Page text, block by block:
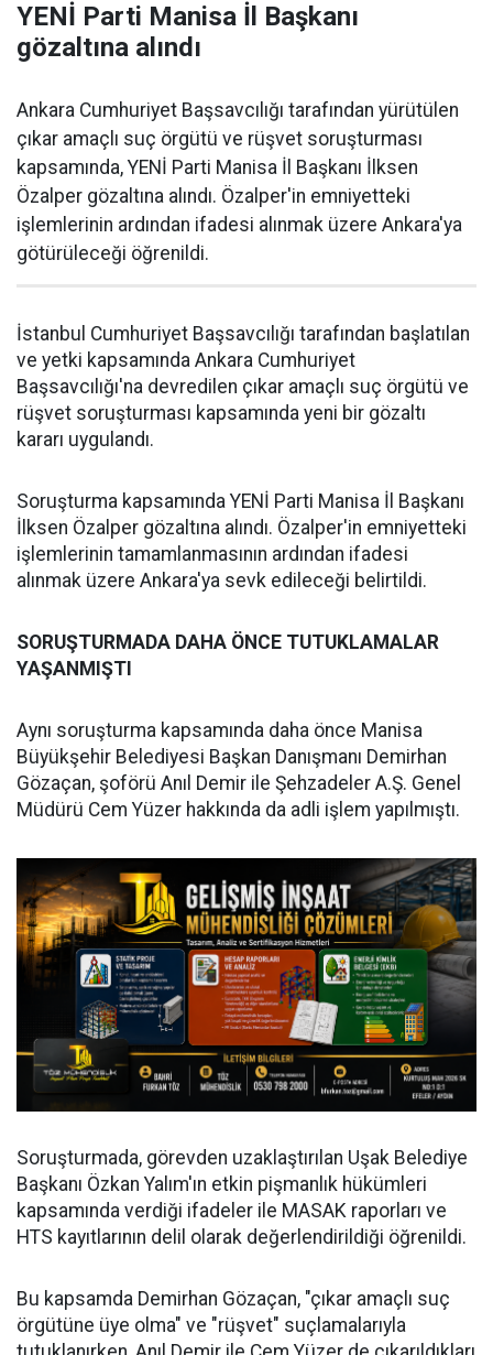
YENİ Parti Manisa İl Başkanı
gözaltına alındı
Ankara Cumhuriyet Başsavcılığı tarafından yürütülen
çıkar amaçlı suç örgütü ve rüşvet soruşturması
kapsamında, YENİ Parti Manisa İl Başkanı İlksen
Özalper gözaltına alındı. Özalper'in emniyetteki
işlemlerinin ardından ifadesi alınmak üzere Ankara'ya
götürüleceği öğrenildi.
İstanbul Cumhuriyet Başsavcılığı tarafından başlatılan
ve yetki kapsamında Ankara Cumhuriyet
Başsavcılığı'na devredilen çıkar amaçlı suç örgütü ve
rüşvet soruşturması kapsamında yeni bir gözaltı
kararı uygulandı.
Soruşturma kapsamında YENİ Parti Manisa İl Başkanı
İlksen Özalper gözaltına alındı. Özalper'in emniyetteki
işlemlerinin tamamlanmasının ardından ifadesi
alınmak üzere Ankara'ya sevk edileceği belirtildi.
SORUŞTURMADA DAHA ÖNCE TUTUKLAMALAR
YAŞANMIŞTI
Aynı soruşturma kapsamında daha önce Manisa
Büyükşehir Belediyesi Başkan Danışmanı Demirhan
Gözaçan, şoförü Anıl Demir ile Şehzadeler A.Ş. Genel
Müdürü Cem Yüzer hakkında da adli işlem yapılmıştı.
Soruşturmada, görevden uzaklaştırılan Uşak Belediye
Başkanı Özkan Yalım'ın etkin pişmanlık hükümleri
kapsamında verdiği ifadeler ile MASAK raporları ve
HTS kayıtlarının delil olarak değerlendirildiği öğrenildi.
Bu kapsamda Demirhan Gözaçan, "çıkar amaçlı suç
örgütüne üye olma" ve "rüşvet" suçlamalarıyla